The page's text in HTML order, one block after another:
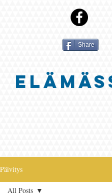
Share
Päivitys
All Posts